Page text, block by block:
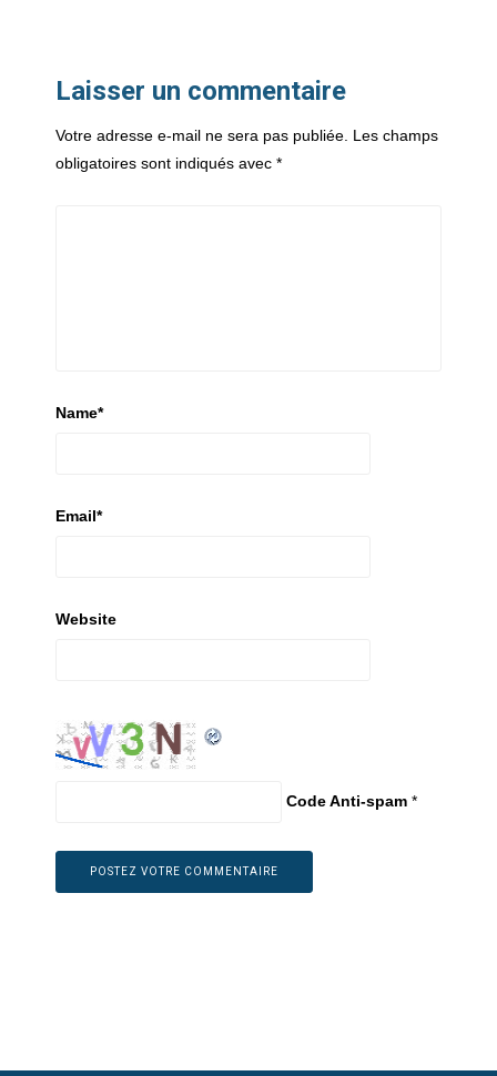
Laisser un commentaire
Votre adresse e-mail ne sera pas publiée. Les champs
obligatoires sont indiqués avec *
Name*
Email*
Website
Code Anti-spam *